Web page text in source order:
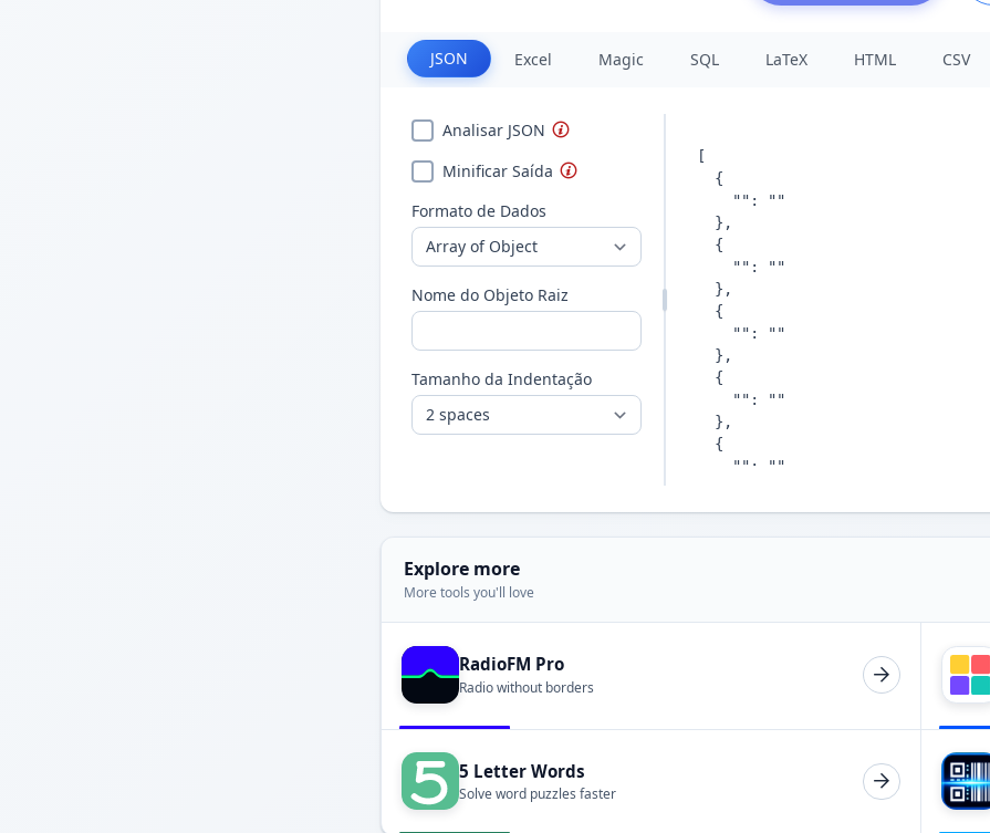
JSON Excel Magic SQL LaTeX HTML CSV
Analisar JSON
Minificar Saída
Formato de Dados
Nome do Objeto Raiz
Tamanho da Indentação
Explore more
More tools you'll love
RadioFM Pro
Radio without borders
5 Letter Words
Solve word puzzles faster